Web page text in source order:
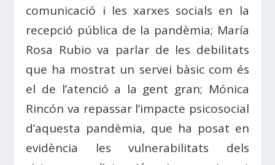
comunicació i les xarxes socials en la
recepció pública de la pandèmia; María
Rosa Rubio va parlar de les debilitats
que ha mostrat un servei bàsic com és
el de l’atenció a la gent gran; Mónica
Rincón va repassar l’impacte psicosocial
d’aquesta pandèmia, que ha posat en
evidència les vulnerabilitats dels